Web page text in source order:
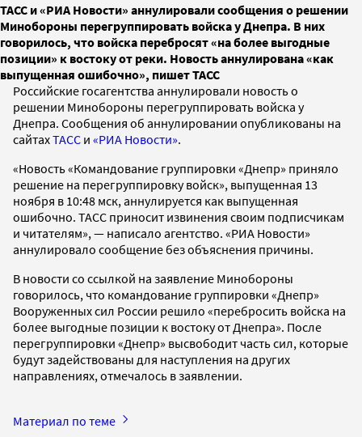
ТАСС и «РИА Новости» аннулировали сообщения о решении
Минобороны перегруппировать войска у Днепра. В них
говорилось, что войска перебросят «на более выгодные
позиции» к востоку от реки. Новость аннулирована «как
выпущенная ошибочно», пишет ТАСС
Российские госагентства аннулировали новость о
решении Минобороны перегруппировать войска у
Днепра. Сообщения об аннулировании опубликованы на
сайтахТАСС и «РИА Новости».
«Новость «Командование группировки «Днепр» приняло
решение на перегруппировку войск», выпущенная 13
ноября в 10:48 мск, аннулируется как выпущенная
ошибочно. ТАСС приносит извинения своим подписчикам
и читателям», — написало агентство. «РИА Новости»
аннулировало сообщение без объяснения причины.
В новости со ссылкой на заявление Минобороны
говорилось, что командование группировки «Днепр»
Вооруженных сил России решило «перебросить войска на
более выгодные позиции к востоку от Днепра». После
перегруппировки «Днепр» высвободит часть сил, которые
будут задействованы для наступления на других
направлениях, отмечалось в заявлении.
Материал по теме